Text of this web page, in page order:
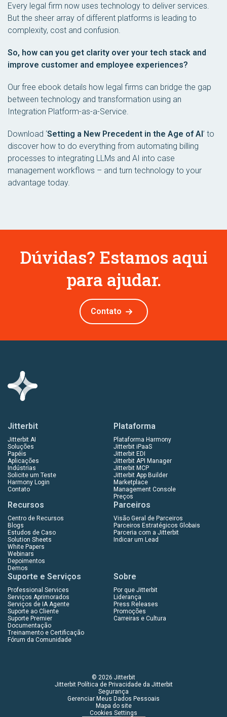
Every legal firm now uses technology to deliver services.
But the sheer array of different platforms is leading to
complexity, cost and confusion.
So, how can you get clarity over your tech stack and
improve customer and employee experiences?
Our free ebook details how legal firms can bridge the gap
between technology and transformation using an
Integration Platform-as-a-Service.
Download ‘Setting a New Precedent in the Age of AI’ to
discover how to do everything from automating billing
processes to integrating LLMs and AI into case
management workflows – and turn technology to your
advantage today.
Dúvidas? Estamos aqui
para ajudar.
Contato
Jitterbit
Jitterbit AI
Soluções
Papéis
Aplicações
Indústrias
Solicite um Teste
Harmony Login
Contato
Plataforma
Plataforma Harmony
Jitterbit iPaaS
Jitterbit EDI
Jitterbit API Manager
Jitterbit MCP
Jitterbit App Builder
Marketplace
Management Console
Preços
Recursos
Centro de Recursos
Blogs
Estudos de Caso
Solution Sheets
White Papers
Webinars
Depoimentos
Demos
Parceiros
Visão Geral de Parceiros
Parceiros Estratégicos Globais
Parceria com a Jitterbit
Indicar um Lead
Suporte e Serviços
Professional Services
Serviços Aprimorados
Serviços de IA Agente
Suporte ao Cliente
Suporte Premier
Documentação
Treinamento e Certificação
Fórum da Comunidade
Sobre
Por que Jitterbit
Liderança
Press Releases
Promoções
Carreiras e Cultura
© 2026 Jitterbit
Jitterbit Política de Privacidade da Jitterbit
Segurança
Gerenciar Meus Dados Pessoais
Mapa do site
Cookies Settings